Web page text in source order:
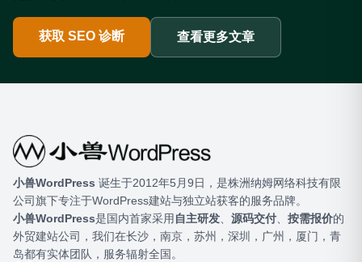
获取 SEO 诊断 查看更多文章
小兽WordPress ​ 诞生于2012年5月9日，是株洲纳姆网络科技有限
公司旗下专注于WordPress建站与独立站获客的服务品牌。
小兽WordPress是国内首家采用 自主研发、 源码交付、 按需报价的
外贸建站公司，我们在长沙，南京，苏州，深圳，广州，厦门，青
岛都有实体团队，服务辐射全国。